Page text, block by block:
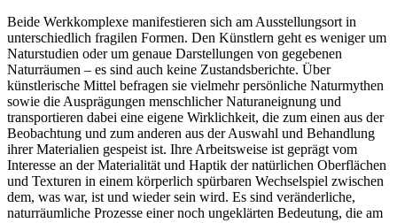
Beide Werkkomplexe manifestieren sich am Ausstellungsort in
unterschiedlich fragilen Formen. Den Künstlern geht es weniger um
Naturstudien oder um genaue Darstellungen von gegebenen
Naturräumen – es sind auch keine Zustandsberichte. Über
künstlerische Mittel befragen sie vielmehr persönliche Naturmythen
sowie die Ausprägungen menschlicher Naturaneignung und
transportieren dabei eine eigene Wirklichkeit, die zum einen aus der
Beobachtung und zum anderen aus der Auswahl und Behandlung
ihrer Materialien gespeist ist. Ihre Arbeitsweise ist geprägt vom
Interesse an der Materialität und Haptik der natürlichen Oberflächen
und Texturen in einem körperlich spürbaren Wechselspiel zwischen
dem, was war, ist und wieder sein wird. Es sind veränderliche,
naturräumliche Prozesse einer noch ungeklärten Bedeutung, die am